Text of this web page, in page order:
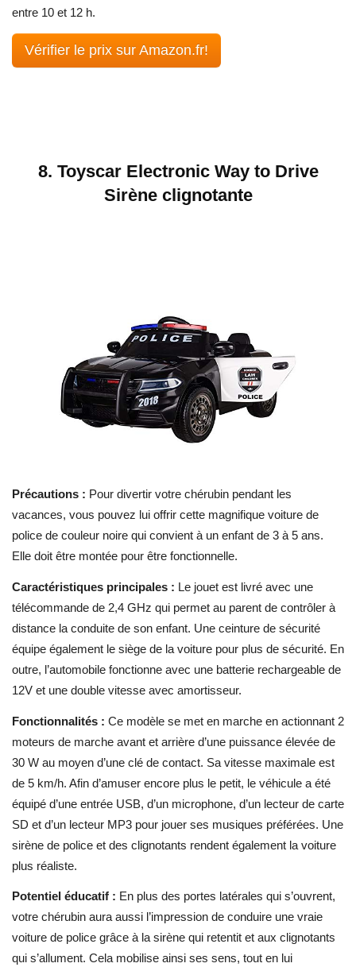
entre 10 et 12 h.
Vérifier le prix sur Amazon.fr!
8. Toyscar Electronic Way to Drive
Sirène clignotante
Précautions : Pour divertir votre chérubin pendant les
vacances, vous pouvez lui offrir cette magnifique voiture de
police de couleur noire qui convient à un enfant de 3 à 5 ans.
Elle doit être montée pour être fonctionnelle.
Caractéristiques principales : Le jouet est livré avec une
télécommande de 2,4 GHz qui permet au parent de contrôler à
distance la conduite de son enfant. Une ceinture de sécurité
équipe également le siège de la voiture pour plus de sécurité. En
outre, l’automobile fonctionne avec une batterie rechargeable de
12V et une double vitesse avec amortisseur.
Fonctionnalités : Ce modèle se met en marche en actionnant 2
moteurs de marche avant et arrière d’une puissance élevée de
30 W au moyen d’une clé de contact. Sa vitesse maximale est
de 5 km/h. Afin d’amuser encore plus le petit, le véhicule a été
équipé d’une entrée USB, d’un microphone, d’un lecteur de carte
SD et d’un lecteur MP3 pour jouer ses musiques préférées. Une
sirène de police et des clignotants rendent également la voiture
plus réaliste.
Potentiel éducatif : En plus des portes latérales qui s’ouvrent,
votre chérubin aura aussi l’impression de conduire une vraie
voiture de police grâce à la sirène qui retentit et aux clignotants
qui s’allument. Cela mobilise ainsi ses sens, tout en lui